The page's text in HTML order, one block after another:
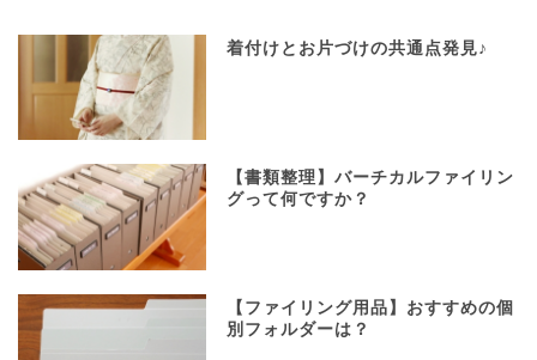
着付けとお片づけの共通点発見♪
【書類整理】バーチカルファイリン
グって何ですか？
【ファイリング用品】おすすめの個
別フォルダーは？